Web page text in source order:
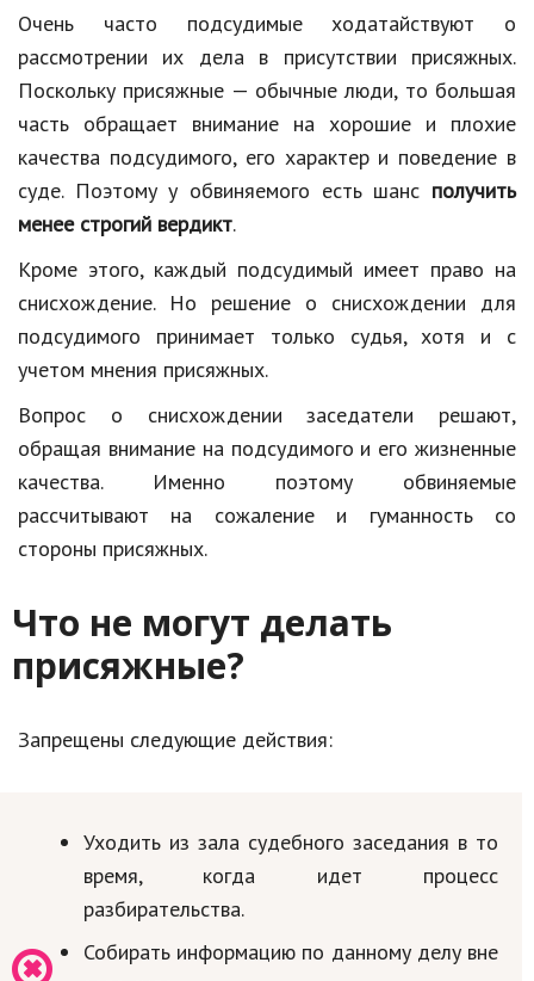
Очень часто подсудимые ходатайствуют о
рассмотрении их дела в присутствии присяжных.
Поскольку присяжные — обычные люди, то большая
часть обращает внимание на хорошие и плохие
качества подсудимого, его характер и поведение в
суде. Поэтому у обвиняемого есть шанс получить
менее строгий вердикт.
Кроме этого, каждый подсудимый имеет право на
снисхождение. Но решение о снисхождении для
подсудимого принимает только судья, хотя и с
учетом мнения присяжных.
Вопрос о снисхождении заседатели решают,
обращая внимание на подсудимого и его жизненные
качества. Именно поэтому обвиняемые
рассчитывают на сожаление и гуманность со
стороны присяжных.
Что не могут делать
присяжные?
Запрещены следующие действия:
Уходить из зала судебного заседания в то
время, когда идет процесс
разбирательства.
Собирать информацию по данному делу вне